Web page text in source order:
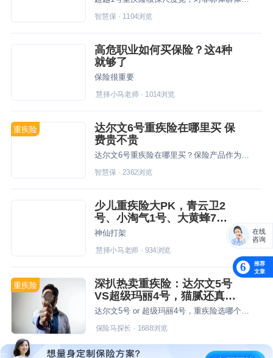
智慧保· 1104浏览
高危职业如何买保险？这4种
就够了
保险很重要
慧择小马老师· 1014浏览
重疾险
达尔文6号重疾险在哪里买 保
费贵不贵
智慧保· 2362浏览
少儿重疾险大PK，青云卫2
号、小淘气1号、大黄蜂7
号、小青龙，哪款好？
神仙打架
慧择小马老师· 934浏览
重疾险
深扒热卖重疾险：达尔文5号
VS超级玛丽4号，猫腻还真不
少！
保险马探长 · 1688浏览
6
推荐
文章
在线
咨询